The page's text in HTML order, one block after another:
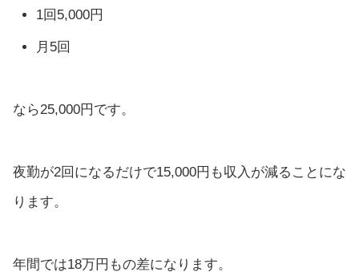
1回5,000円
月5回
なら25,000円です。
夜勤が2回になるだけで15,000円も収入が減ることにな
ります。
年間では18万円もの差になります。